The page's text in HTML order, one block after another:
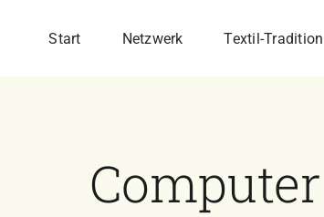
Start Netzwerk Textil-Tradition
Computer